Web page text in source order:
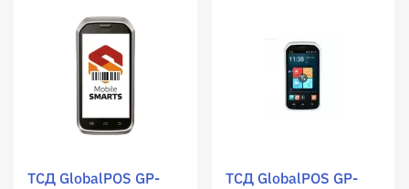
ТСД GlobalPOS GP-
ТСД GlobalPOS GP-